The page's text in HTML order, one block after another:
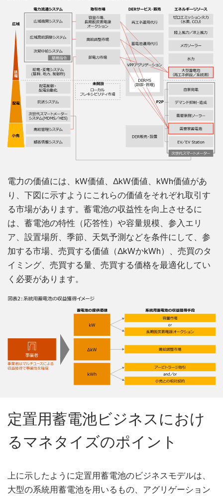
電力の価値には、kW価値、ΔkW価値、kWh価値があ
り、下図に示すようにこれらの価値をそれぞれ取引す
る市場があります。蓄電池の収益性を向上させるに
は、蓄電池の特性（応答性）や容量規模、参入エリ
ア、設置場所、季節、天気予測などを条件にして、参
加する市場、売買する価値（ΔkWかkWh）、売買のタ
イミング、売買する量、売買する価格を最適化してい
く必要があります。
定置用蓄電池ビジネスにおけ
るマネタイズのポイント
上に示したように定置用蓄電池のビジネスモデルは、
大型の系統用蓄電池を用いるもの、アグリゲーション